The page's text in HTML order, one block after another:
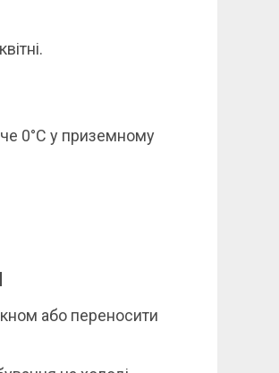
0°C у приземному
або переносити